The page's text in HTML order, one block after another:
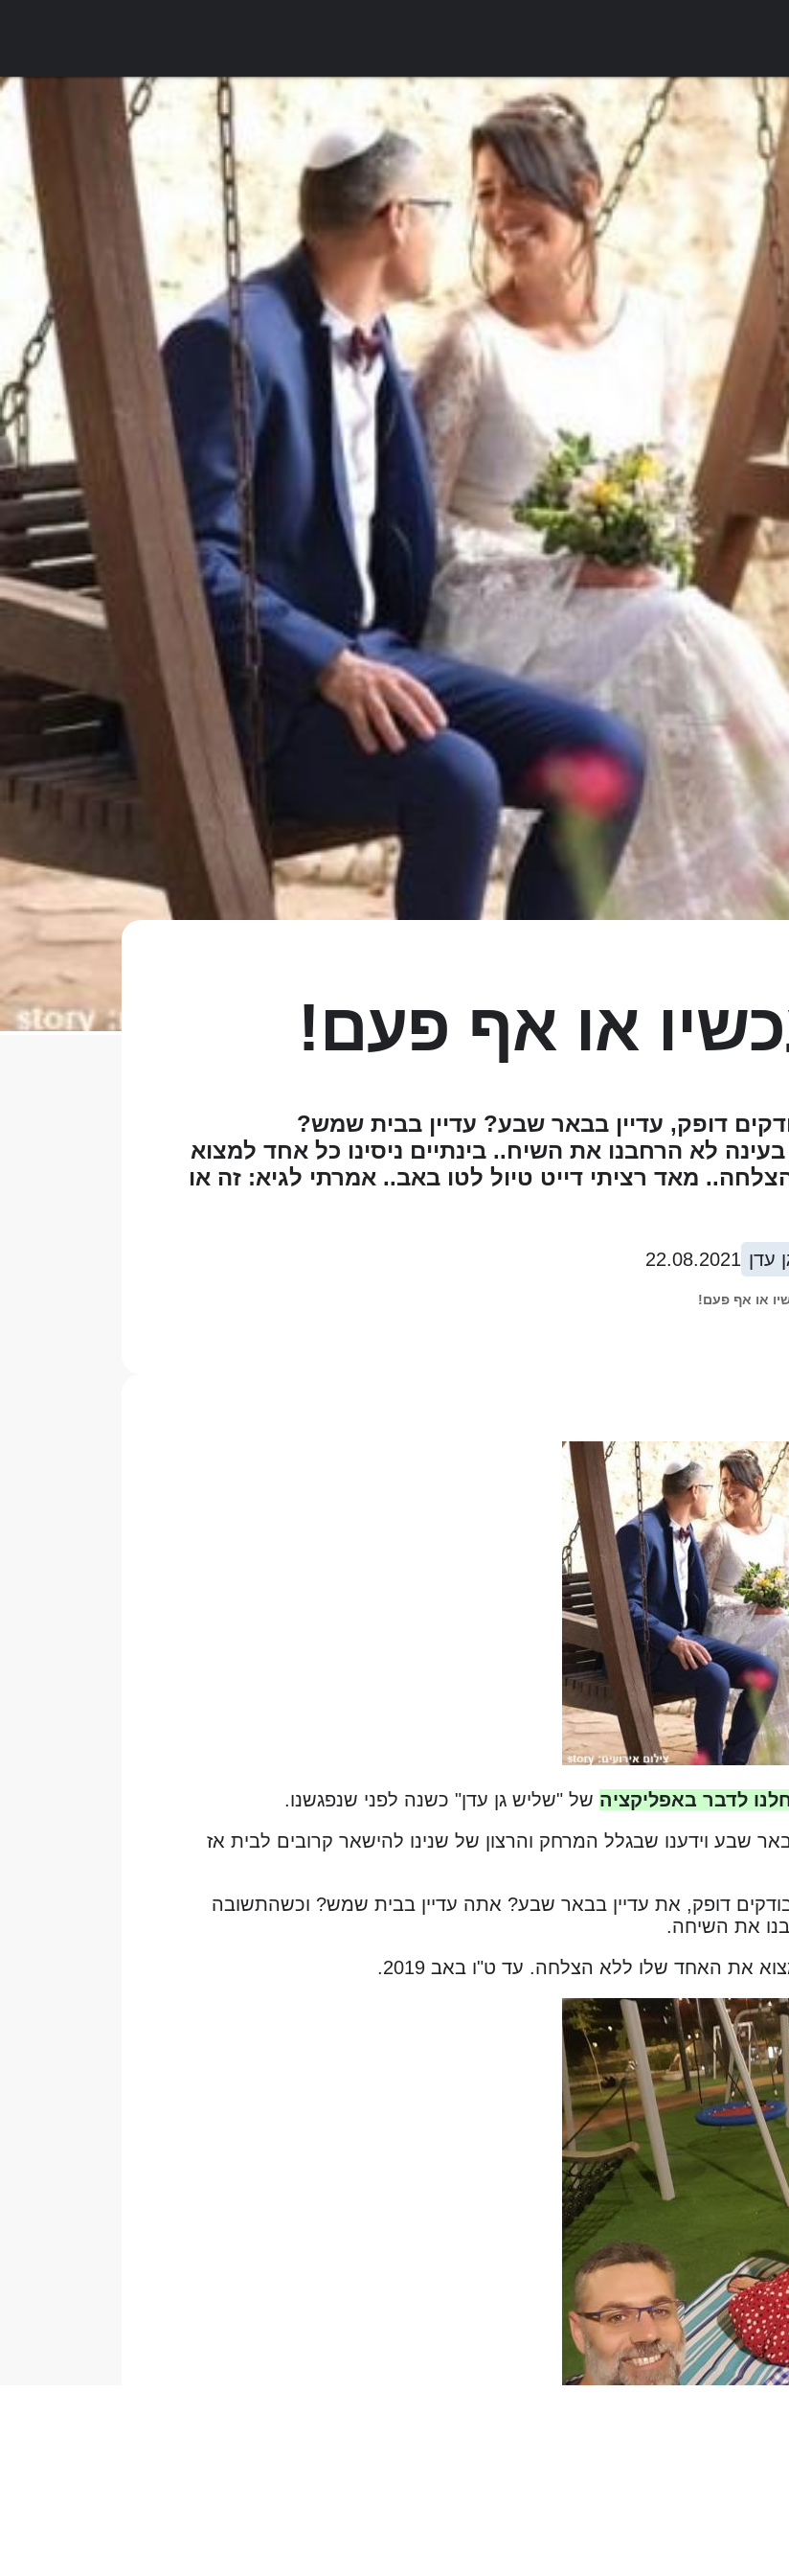
או אף פעם!
דופק, עדיין בבאר שבע? עדיין בבית שמש?
לא הרחבנו את השיח.. בינתיים ניסינו כל אחד למצוא
מאד רציתי דייט טיול לטו באב.. אמרתי לגיא: זה או
עדן 22.08.2021
או אף פעם!
לדבר באפליקציה של "שליש גן עדן" כשנה לפני שנפגשנו.
שבע וידענו שבגלל המרחק והרצון של שנינו להישאר קרובים לבית אז
בודקים דופק, את עדיין בבאר שבע? אתה עדיין בבית שמש? וכשהתשובה
את השיחה.
את האחד שלו ללא הצלחה. עד ט"ו באב 2019.